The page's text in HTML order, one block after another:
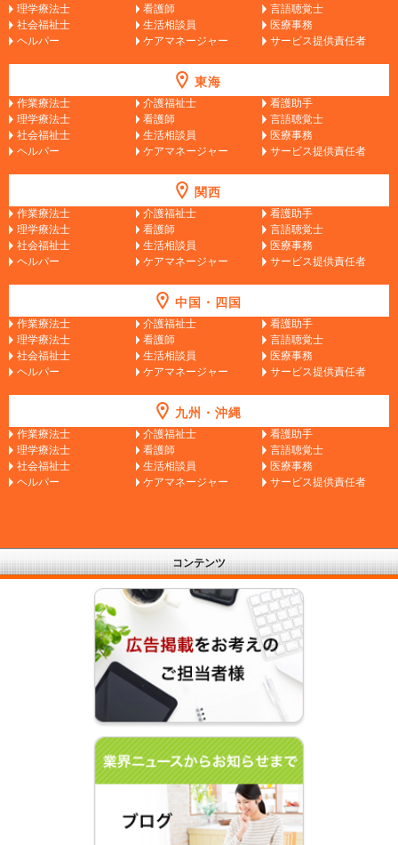
理学療法士
看護師
言語聴覚士
社会福祉士
生活相談員
医療事務
ヘルパー
ケアマネージャー サービス提供責任者
東海
作業療法士 介護福祉士
看護助手
理学療法士
看護師
言語聴覚士
社会福祉士
生活相談員
医療事務
ヘルパー
ケアマネージャー サービス提供責任者
関西
作業療法士 介護福祉士
看護助手
理学療法士
看護師
言語聴覚士
社会福祉士
生活相談員
医療事務
ヘルパー
ケアマネージャー サービス提供責任者
中国・四国
作業療法士 介護福祉士
看護助手
理学療法士
看護師
言語聴覚士
社会福祉士
生活相談員
医療事務
ヘルパー
ケアマネージャー サービス提供責任者
九州・沖縄
作業療法士 介護福祉士
看護助手
理学療法士
看護師
言語聴覚士
社会福祉士
生活相談員
医療事務
ヘルパー
ケアマネージャー サービス提供責任者
コンテンツ